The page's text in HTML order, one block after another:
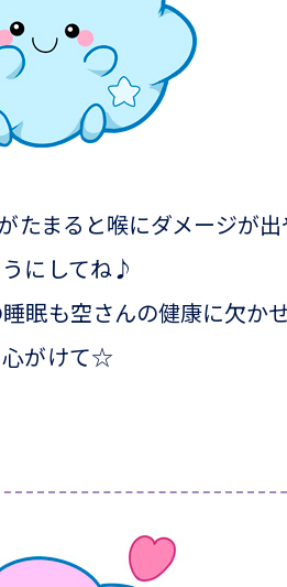
まると喉にダメージが出
にしてね♪
眠も空さんの健康に欠か
心がけて☆